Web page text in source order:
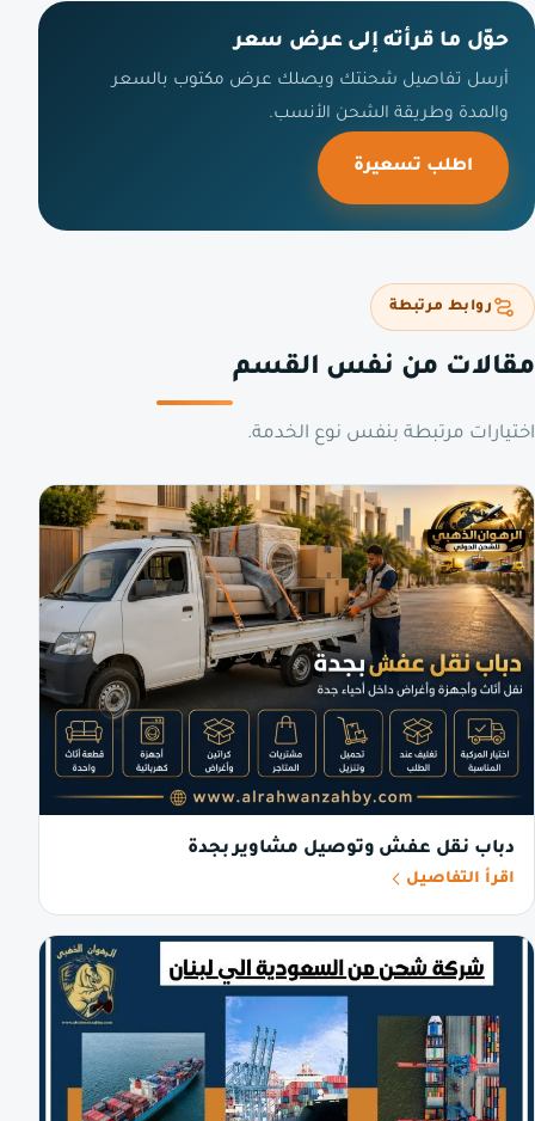
حوّل ما قرأته إلى عرض سعر
أرسل تفاصيل شحنتك ويصلك عرض مكتوب بالسعر
والمدة وطريقة الشحن الأنسب.
اطلب تسعيرة
روابط مرتبطة
مقالات من نفس القسم
اختيارات مرتبطة بنفس نوع الخدمة.
دباب نقل عفش وتوصيل مشاوير بجدة
اقرأ التفاصيل